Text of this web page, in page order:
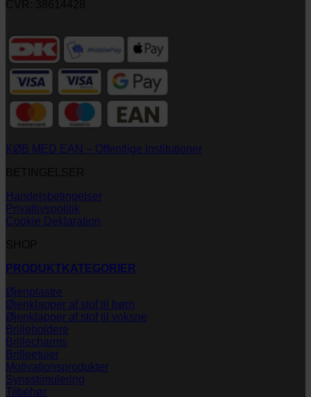
KØB MED EAN – Offentlige institutioner
Handelsbetingelser
Privatlivspolitik
Cookie Deklaration
PRODUKTKATEGORIER
Øjenplastre
Øjenklapper af stof til børn
Øjenklapper af stof til voksne
Brilleholdere
Brillecharms
Brilleetuier
Motivationsprodukter
Synsstimulering
Tilbehør